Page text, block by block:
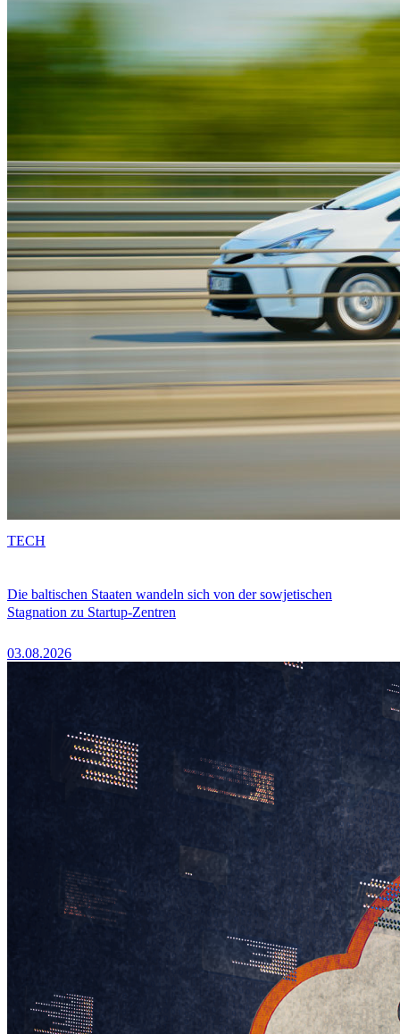
Die baltischen Staaten wandeln sich von der sowjetischen
Stagnation zu Startup-Zentren
03.08.2026
TECH